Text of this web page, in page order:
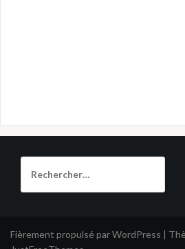
Fièrement propulsé par WordPress |